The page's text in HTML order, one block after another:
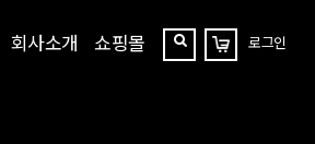
회사소개 쇼핑몰
찾
장
바
로그인